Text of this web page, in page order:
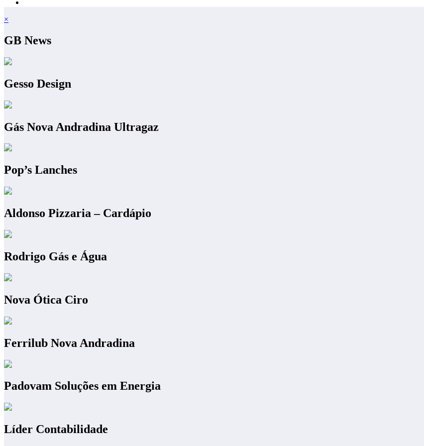
×
GB News
Gesso Design
Gás Nova Andradina Ultragaz
Pop’s Lanches
Aldonso Pizzaria – Cardápio
Rodrigo Gás e Água
Nova Ótica Ciro
Ferrilub Nova Andradina
Padovam Soluções em Energia
Líder Contabilidade